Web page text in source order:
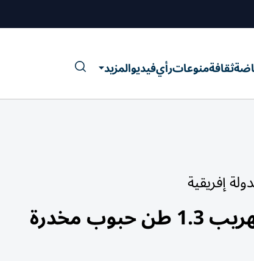
ثقافةمنوعاترأيفيديوالمزيد
إفريقية
مخدرة